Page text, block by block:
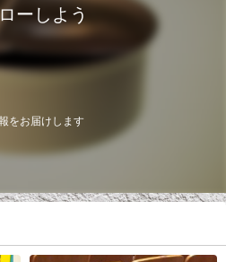
ーしよう
をお届けします